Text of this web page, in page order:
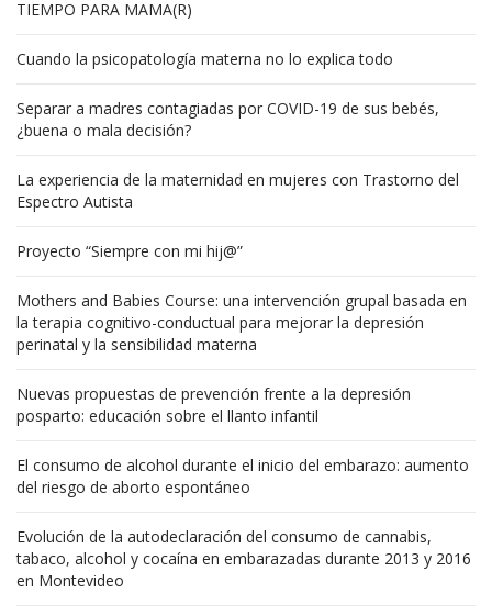
TIEMPO PARA MAMA(R)
Cuando la psicopatología materna no lo explica todo
Separar a madres contagiadas por COVID-19 de sus bebés,
¿buena o mala decisión?
La experiencia de la maternidad en mujeres con Trastorno del
Espectro Autista
Proyecto “Siempre con mi hij@”
Mothers and Babies Course: una intervención grupal basada en
la terapia cognitivo-conductual para mejorar la depresión
perinatal y la sensibilidad materna
Nuevas propuestas de prevención frente a la depresión
posparto: educación sobre el llanto infantil
El consumo de alcohol durante el inicio del embarazo: aumento
del riesgo de aborto espontáneo
Evolución de la autodeclaración del consumo de cannabis,
tabaco, alcohol y cocaína en embarazadas durante 2013 y 2016
en Montevideo